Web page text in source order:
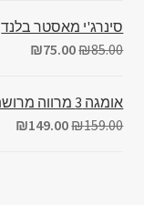
סינרג'י מאסטר בלנד
₪85.00
₪75.00
אומגה 3 מרווה מרושתת 100 מ"ל -נוזלי
₪159.00
₪149.00